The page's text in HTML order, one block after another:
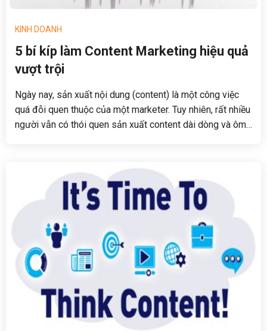
KINH DOANH
5 bí kíp làm Content Marketing hiệu quả
vượt trội
Ngày nay, sản xuất nội dung (content) là một công việc
quá đỗi quen thuộc của một marketer. Tuy nhiên, rất nhiều
người vẫn có thói quen sản xuất content dài dòng và ôm